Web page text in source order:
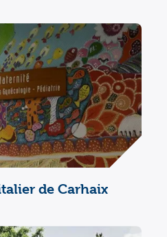
de Carhaix